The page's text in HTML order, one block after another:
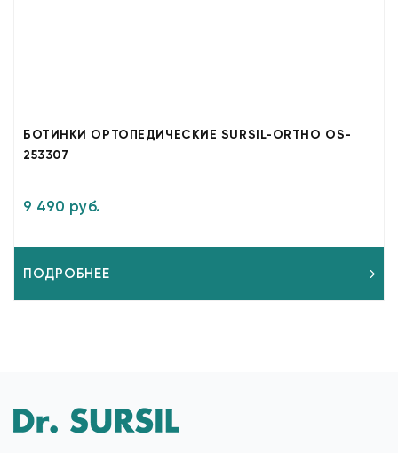
БОТИНКИ ОРТОПЕДИЧЕСКИЕ SURSIL-ORTHO OS-
253307
9 490 руб.
ПОДРОБНЕЕ